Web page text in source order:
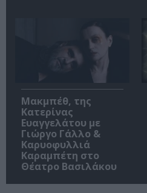
Μακμπέθ, της
Κατερίνας
Ευαγγελάτου με
Γιώργο Γάλλο &
Καρυοφυλλιά
Καραμπέτη στο
Θέατρο Βασιλάκου